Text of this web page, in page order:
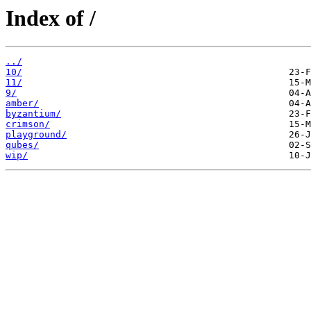
Index of /
../
10/
11/
9/
amber/
byzantium/
crimson/
playground/
qubes/
wip/